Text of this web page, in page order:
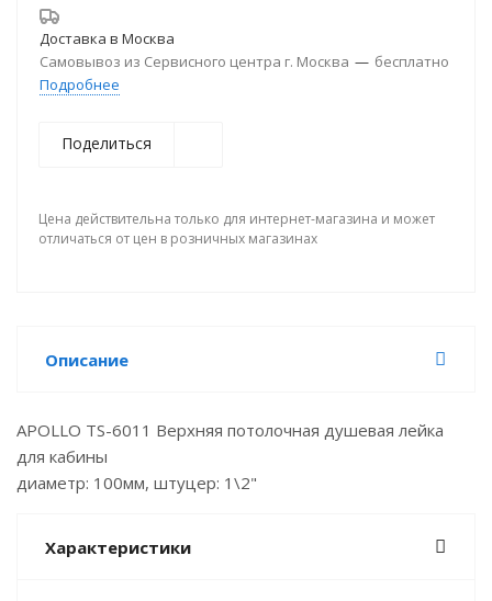
Доставка в Москва
Самовывоз из Сервисного центра г. Москва — бесплатно
Подробнее
Поделиться
Цена действительна только для интернет-магазина и может
отличаться от цен в розничных магазинах
Описание
APOLLO TS-6011 Верхняя потолочная душевая лейка
для кабины
диаметр: 100мм, штуцер: 1\2"
Характеристики